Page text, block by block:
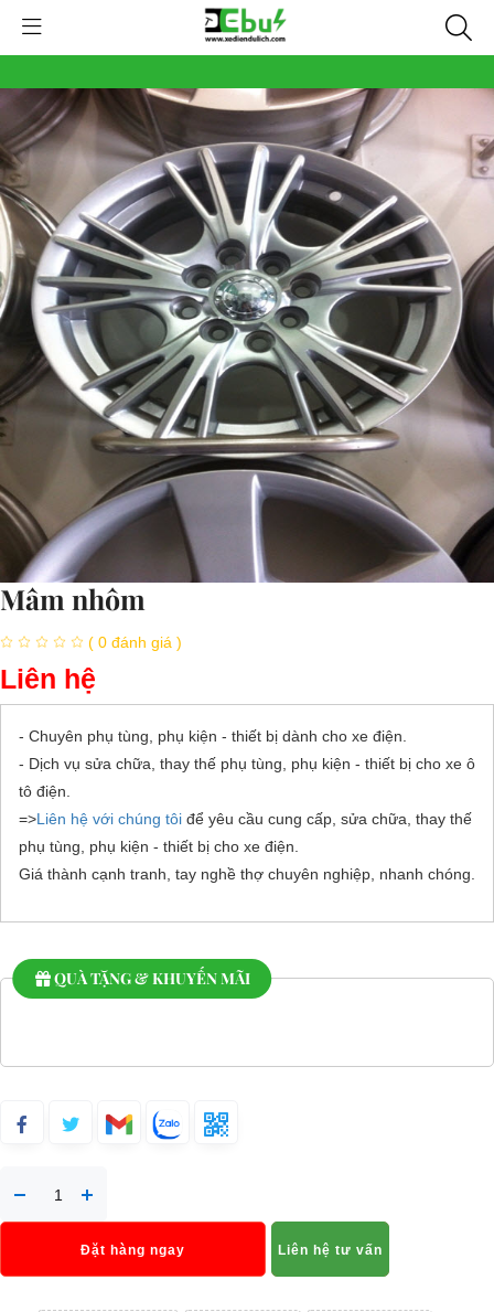
Mâm nhôm
( 0 đánh giá )
Liên hệ
- Chuyên phụ tùng, phụ kiện - thiết bị dành cho xe điện.
- Dịch vụ sửa chữa, thay thế phụ tùng, phụ kiện - thiết bị cho xe ô
tô điện.
=>Liên hệ với chúng tôi để yêu cầu cung cấp, sửa chữa, thay thế
phụ tùng, phụ kiện - thiết bị cho xe điện.
Giá thành cạnh tranh, tay nghề thợ chuyên nghiệp, nhanh chóng.
QUÀ TẶNG & KHUYẾN MÃI
Đặt hàng ngay Liên hệ tư vấn